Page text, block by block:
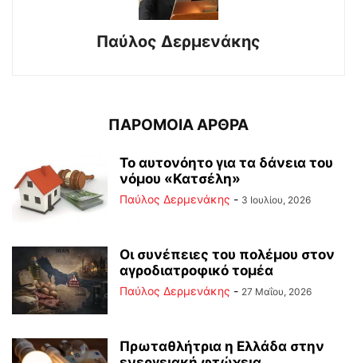
Παύλος Δερμενάκης
ΠΑΡΟΜΟΙΑ ΑΡΘΡΑ
Το αυτονόητο για τα δάνεια του
νόμου «Κατσέλη»
Παύλος Δερμενάκης - 3 Ιουλίου, 2026
Οι συνέπειες του πολέμου στoν
αγροδιατροφικό τομέα
Παύλος Δερμενάκης - 27 Μαΐου, 2026
Πρωταθλήτρια η Ελλάδα στην